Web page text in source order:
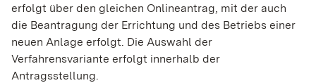
erfolgt über den gleichen Onlineantrag, mit der auch
die Beantragung der Errichtung und des Betriebs einer
neuen Anlage erfolgt . Die Auswahl der
Verfahrensvariante erfolgt innerhalb der
Antragsstellung.